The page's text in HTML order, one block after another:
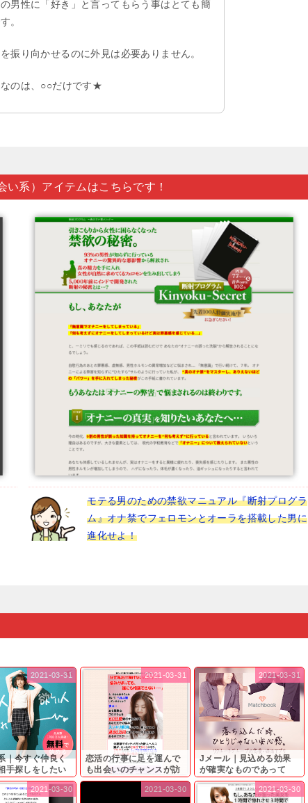
男性に「好き」と言ってもらう事はとても簡
。
振り向かせるのに外見は必要ありません。
のは、○○だけです★
系）アイテムはこちらです！
モテる男のための禁欲マニュアル『断射プログラ
ム』オナ禁でフェロモンとオーラを搭載した男に
進化せよ！
｜今すぐ仲良く
手探しをしたい
2021-03-31
恋活の行事に足を運んで
も出会いのチャンスが訪
れ...
2021-03-31
Jメール｜見込める効果
が確実なものであって
も…...
2021-03-31
2021-03-30 2021-03-30 2021-03-30